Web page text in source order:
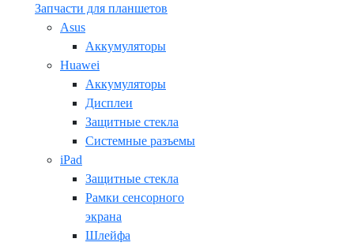
Запчасти для планшетов
Asus
Аккумуляторы
Huawei
Аккумуляторы
Дисплеи
Защитные стекла
Системные разъемы
iPad
Защитные стекла
Рамки сенсорного
экрана
Шлейфа